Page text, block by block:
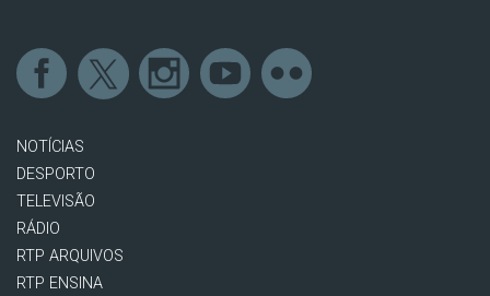
NOTÍCIAS
DESPORTO
TELEVISÃO
RÁDIO
RTP ARQUIVOS
RTP ENSINA